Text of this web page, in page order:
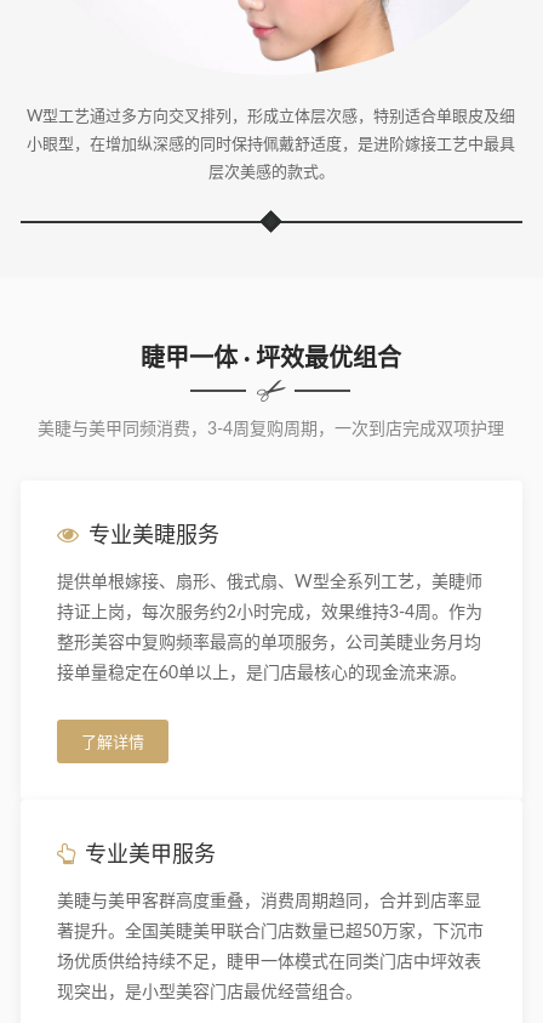
W型工艺通过多方向交叉排列，形成立体层次感，特别适合单眼皮及细
小眼型，在增加纵深感的同时保持佩戴舒适度，是进阶嫁接工艺中最具
层次美感的款式。
睫甲一体 · 坪效最优组合
美睫与美甲同频消费，3-4周复购周期，一次到店完成双项护理
专业美睫服务
提供单根嫁接、扇形、俄式扇、W型全系列工艺，美睫师
持证上岗，每次服务约2小时完成，效果维持3-4周。作为
整形美容中复购频率最高的单项服务，公司美睫业务月均
接单量稳定在60单以上，是门店最核心的现金流来源。
了解详情
专业美甲服务
美睫与美甲客群高度重叠，消费周期趋同，合并到店率显
著提升。全国美睫美甲联合门店数量已超50万家，下沉市
场优质供给持续不足，睫甲一体模式在同类门店中坪效表
现突出，是小型美容门店最优经营组合。